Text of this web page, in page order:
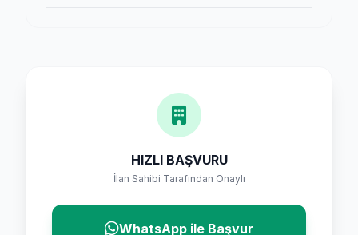
HIZLI BAŞVURU
İlan Sahibi Tarafından Onaylı
WhatsApp ile Başvur